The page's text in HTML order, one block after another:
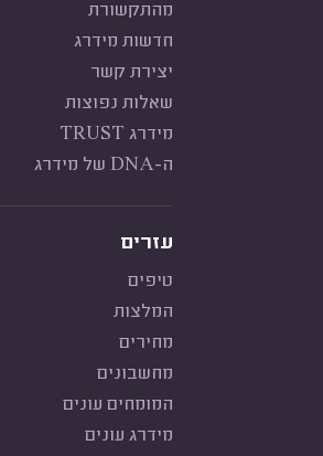
מהתקשורת
חדשות מידרג
יצירת קשר
שאלות נפוצות
מידרג TRUST
ה-DNA של מידרג
עזרים
טיפים
המלצות
מחירים
מחשבונים
המומחים עונים
מידרג עונים